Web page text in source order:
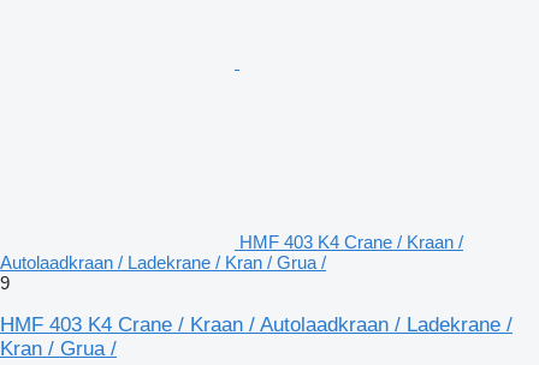
HMF 403 K4 Crane / Kraan /
Autolaadkraan / Ladekrane / Kran / Grua /
9
HMF 403 K4 Crane / Kraan / Autolaadkraan / Ladekrane /
Kran / Grua /